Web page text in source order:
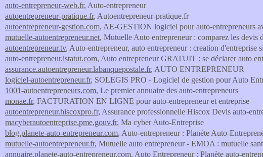
auto-entrepreneur-web.fr, Auto-entrepreneur
autoentrepreneur-pratique.fr, Autoentrepreneur-pratique.fr
autoentrepreneur-gestion.com, AE-GESTION logiciel pour auto-entrepreneurs
mutuelle-autoentrepreneur.net, Mutuelle Auto entrepreneur : comparez les devis
autoentrepreneur.tv, Auto-entrepreneur, auto entrepreneur : creation d'entreprise
auto-entrepreneur.istatut.com, Auto entrepreneur GRATUIT : se déclarer auto
assurance.autoentrepreneur.labanquepostale.fr, AUTO ENTREPRENEUR
logiciel-autoentrepreneur.fr, SOLEGIS PRO - Logiciel de gestion pour Auto
1001-autoentrepreneurs.com, Le premier annuaire des auto-entrepreneurs
monae.fr, FACTURATION EN LIGNE pour auto-entrepreneur et entreprise
autoentrepreneur.hiscoxpro.fr, Assurance professionnelle Hiscox Devis auto-
macyberautoentreprise.pme.gouv.fr, Ma cyber Auto-Entreprise
blog.planete-auto-entrepreneur.com, Auto-entrepreneur : Planète Auto-
mutuelle-autoentrepreneur.fr, Mutuelle auto entrepreneur - EMOA : mutuelle
annuaire.planete-auto-entrepreneur.com, Auto Entrepreneur : Planète auto-